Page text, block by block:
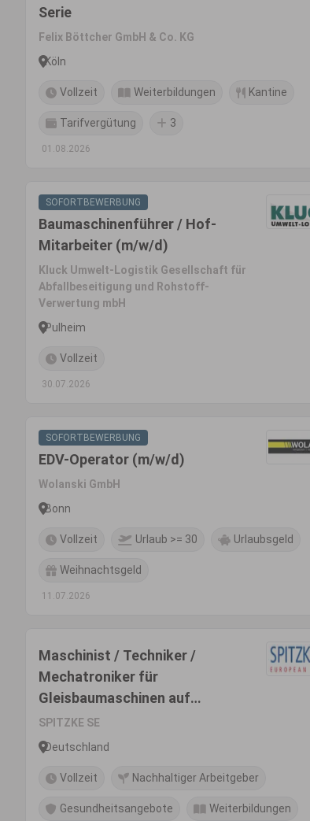
Serie
Felix Böttcher GmbH & Co. KG
Köln
Vollzeit Weiterbildungen Kantine
Tarifvergütung 3
01.08.2026
SOFORTBEWERBUNG
Baumaschinenführer / Hof-
Mitarbeiter (m/w/d)
Kluck Umwelt-Logistik Gesellschaft für
Abfallbeseitigung und Rohstoff-
Verwertung mbH
Pulheim
Vollzeit
30.07.2026
SOFORTBEWERBUNG
EDV-Operator (m/w/d)
Wolanski GmbH
Bonn
Vollzeit Urlaub >= 30 Urlaubsgeld
Weihnachtsgeld
11.07.2026
Maschinist / Techniker /
Mechatroniker für
Gleisbaumaschinen auf
Montage bundesweit (m/w/d)
SPITZKE SE
Deutschland
Vollzeit Nachhaltiger Arbeitgeber
Gesundheitsangebote Weiterbildungen